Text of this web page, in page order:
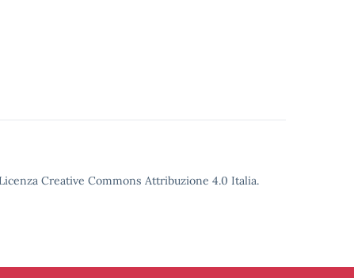
Creative Commons Attribuzione 4.0 Italia.